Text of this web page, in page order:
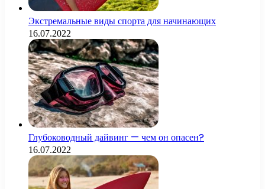
Экстремальные виды спорта для начинающих
16.07.2022
Глубоководный дайвинг — чем он опасен?
16.07.2022